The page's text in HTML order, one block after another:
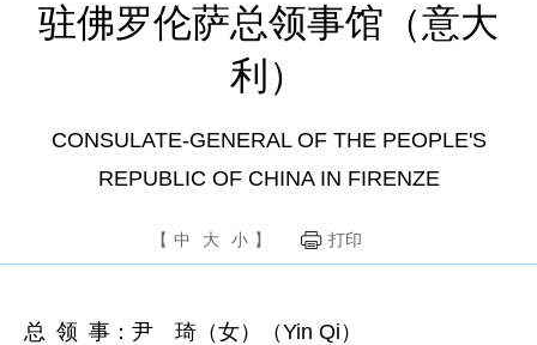
驻佛罗伦萨总领事馆（意大
利）
CONSULATE-GENERAL OF THE PEOPLE'S
REPUBLIC OF CHINA IN FIRENZE
【 中 大 小 】 打印
总 领 事：尹 琦（女）（Yin Qi）